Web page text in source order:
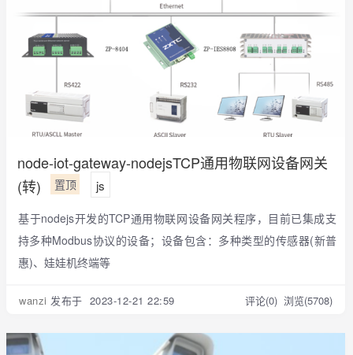
node-iot-gateway-nodejsTCP通用物联网设备网关
(转)
置顶 js
基于nodejs开发的TCP通用物联网设备网关程序，目前已集成支
持多种Modbus协议的设备；设备包含：多种类型的传感器(新普
惠)、娃娃机终端等
wanzi 发布于 2023-12-21 22:59 评论(0) 浏览(5708)